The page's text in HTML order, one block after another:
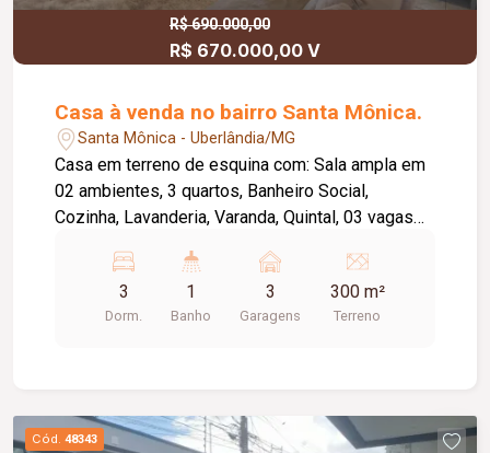
R$ 690.000,00
R$ 670.000,00 V
Casa à venda no bairro Santa Mônica.
Santa Mônica - Uberlândia/MG
Casa em terreno de esquina com: Sala ampla em
02 ambientes, 3 quartos, Banheiro Social,
Cozinha, Lavanderia, Varanda, Quintal, 03 vagas
3
Dorm.
1
Banho
3
Garagens
300 m²
Terreno
Cód. 48343